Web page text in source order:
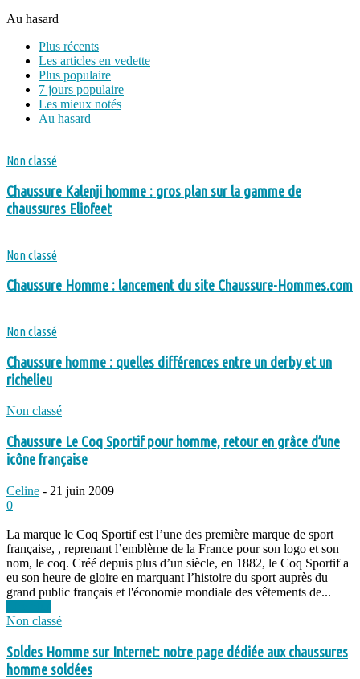
Au hasard
Plus récents
Les articles en vedette
Plus populaire
7 jours populaire
Les mieux notés
Au hasard
Non classé
Chaussure Kalenji homme : gros plan sur la gamme de
chaussures Eliofeet
Non classé
Chaussure Homme : lancement du site Chaussure-Hommes.com
Non classé
Chaussure homme : quelles différences entre un derby et un
richelieu
Non classé
Chaussure Le Coq Sportif pour homme, retour en grâce d’une
icône française
Celine - 21 juin 2009
0
La marque le Coq Sportif est l’une des première marque de sport
française, , reprenant l’emblème de la France pour son logo et son
nom, le coq. Créé depuis plus d’un siècle, en 1882, le Coq Sportif a
eu son heure de gloire en marquant l’histoire du sport auprès du
grand public français et l'économie mondiale des vêtements de...
Non classé
Soldes Homme sur Internet: notre page dédiée aux chaussures
homme soldées